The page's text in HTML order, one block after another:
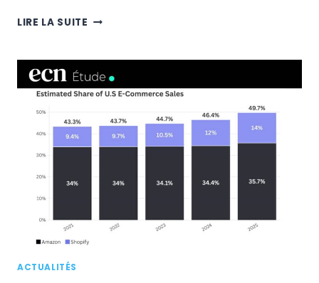
LIRE LA SUITE COUP
POUR
SHEIN
EN
:
L’HYPER-
FAST
ACTUALITÉS